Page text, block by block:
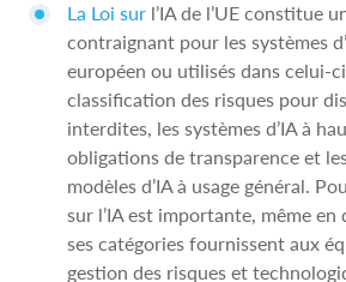
La Loi sur l’IA de l’UE constitue
contraignant pour les systèmes
européen ou utilisés dans celui-
classification des risques pour
interdites, les systèmes d’IA à
obligations de transparence et
modèles d’IA à usage général.
sur l’IA est importante, même en
ses catégories fournissent aux
gestion des risques et